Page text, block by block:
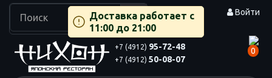
Войти
Доставка работает с
11:00 до 21:00
+7 (4912) 95-72-48
+7 (4912) 50-08-07
0